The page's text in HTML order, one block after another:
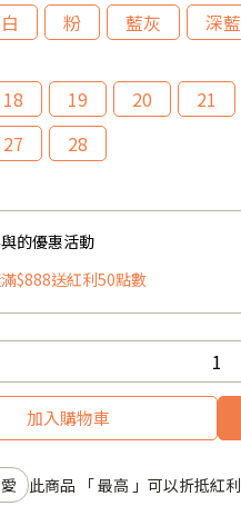
白 粉 藍灰
深藍
18 19 20 21
27 28
的優惠活動
$888送紅利50點數
加入購物車
此商品 「 最高 」可以折抵紅利